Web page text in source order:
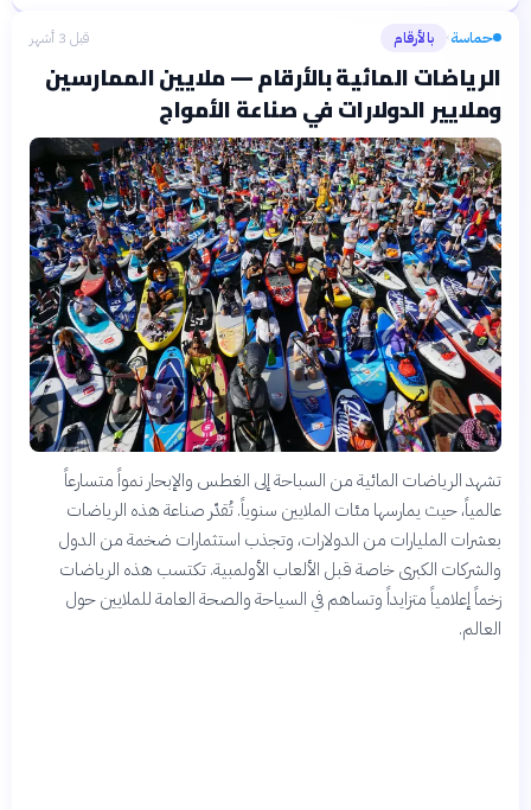
حماسة› بالأرقام قبل 3 أشهر
الرياضات المائية بالأرقام — ملايين الممارسين
وملايير الدولارات في صناعة الأمواج
تشهد الرياضات المائية من السباحة إلى الغطس والإبحار نمواً متسارعاً
عالمياً، حيث يمارسها مئات الملايين سنوياً. تُقدّر صناعة هذه الرياضات
بعشرات المليارات من الدولارات، وتجذب استثمارات ضخمة من الدول
والشركات الكبرى خاصة قبل الألعاب الأولمبية. تكتسب هذه الرياضات
زخماً إعلامياً متزايداً وتساهم في السياحة والصحة العامة للملايين حول
العالم.